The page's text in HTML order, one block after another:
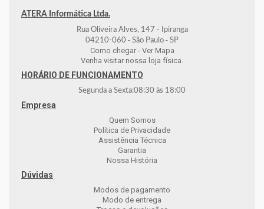
ATERA Informática Ltda.
Rua Oliveira Alves, 147 - Ipiranga
04210-060 - São Paulo - SP
Como chegar - Ver Mapa
Venha visitar nossa loja física.
HORÁRIO DE FUNCIONAMENTO
Segunda a Sexta:08:30 às 18:00
Empresa
Quem Somos
Política de Privacidade
Assistência Técnica
Garantia
Nossa História
Dúvidas
Modos de pagamento
Modo de entrega